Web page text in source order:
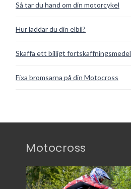
Så tar du hand om din motorcykel
Hur laddar du din elbil?
Skaffa ett billigt fortskaffningsmedel
Fixa bromsarna på din Motocross
Motocross